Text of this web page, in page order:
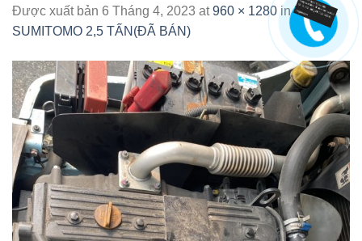
Được xuất bản 6 Tháng 4, 2023 at960 × 1280inXE
SUMITOMO 2,5 TẤN(ĐÃ BÁN)